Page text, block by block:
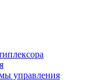
управления